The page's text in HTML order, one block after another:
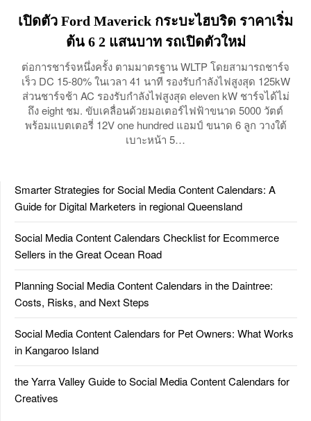
เปิดตัว Ford Maverick กระบะไฮบริด ราคาเริ่ม
ต้น 6 2 แสนบาท รถเปิดตัวใหม่
ต่อการชาร์จหนึ่งครั้ง ตามมาตรฐาน WLTP โดยสามารถชาร์จ
เร็ว DC 15-80% ในเวลา 41 นาที รองรับกำลังไฟสูงสุด 125kW
ส่วนชาร์จช้า AC รองรับกำลังไฟสูงสุด eleven kW ชาร์จได้ไม่
ถึง eight ชม. ขับเคลื่อนด้วยมอเตอร์ไฟฟ้าขนาด 5000 วัตต์
พร้อมแบตเตอรี่ 12V one hundred แอมป์ ขนาด 6 ลูก วางใต้
เบาะหน้า 5…
Smarter Strategies for Social Media Content Calendars: A
Guide for Digital Marketers in regional Queensland
Social Media Content Calendars Checklist for Ecommerce
Sellers in the Great Ocean Road
Planning Social Media Content Calendars in the Daintree:
Costs, Risks, and Next Steps
Social Media Content Calendars for Pet Owners: What Works
in Kangaroo Island
the Yarra Valley Guide to Social Media Content Calendars for
Creatives